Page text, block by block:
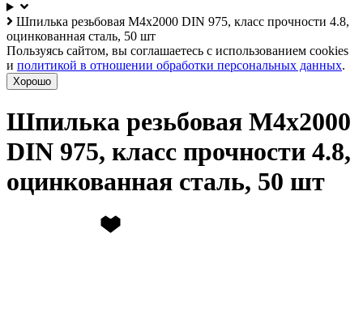
Шпилька резьбовая М4х2000 DIN 975, класс прочности 4.8,
оцинкованная сталь, 50 шт
Пользуясь сайтом, вы соглашаетесь с использованием cookies
и политикой в отношении обработки персональных данных.
Хорошо
Шпилька резьбовая М4х2000
DIN 975, класс прочности 4.8,
оцинкованная сталь, 50 шт